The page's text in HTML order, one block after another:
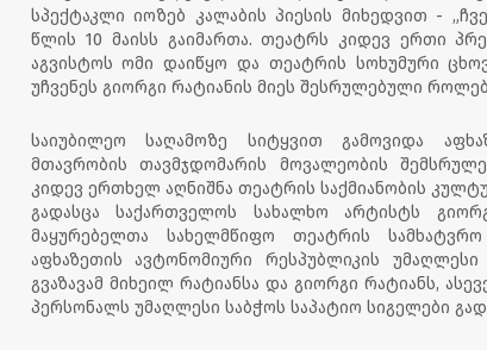
სპექტაკლი იოზებ კალაბის პიესის მიხედვით -
წლის 10 მაისს გაიმართა. თეატრს კიდევ ერთი
აგვისტოს ომი დაიწყო და თეატრის სოხუმური
უჩვენეს გიორგი რატიანის მიეს შესრულებული
საიუბილეო საღამოზე სიტყვით გამოვიდა
მთავრობის თავმჯდომარის მოვალეობის
კიდევ ერთხელ აღნიშნა თეატრის საქმიანობის
გადასცა საქართველოს სახალხო არტისტს
მაყურებელთა სახელმწიფო თეატრის
აფხაზეთის ავტონომიური რესპუბლიკის
გვაზავამ მიხეილ რატიანსა და გიორგი რატიანს,
პერსონალს უმაღლესი საბჭოს საპატიო სიგელები